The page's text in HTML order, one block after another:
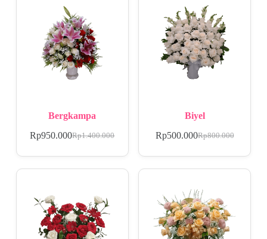
Bergkampa
Rp1.400.000
Rp950.000
Biyel
Rp800.000
Rp500.000